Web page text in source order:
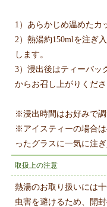
1）あらかじめ温めたカ
2）熱湯約150mlを注ぎ
します。
3）浸出後はティーバッ
からお召し上がりくださ
※浸出時間はお好みで調
※アイスティーの場合
ったグラスに一気に注ぎ
取扱上の注意
熱湯のお取り扱いには十
虫害を避けるため、開